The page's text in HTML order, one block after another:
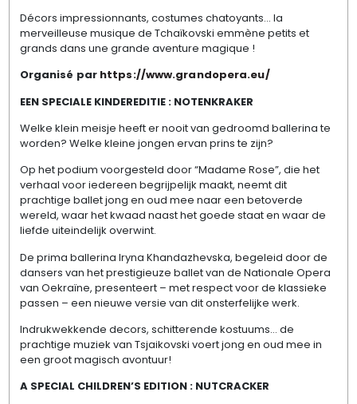
Décors impressionnants, costumes chatoyants… la
merveilleuse musique de Tchaïkovski emmène petits et
grands dans une grande aventure magique !
Organisé par https://www.grandopera.eu/
EEN SPECIALE KINDEREDITIE : NOTENKRAKER
Welke klein meisje heeft er nooit van gedroomd ballerina te
worden? Welke kleine jongen ervan prins te zijn?
Op het podium voorgesteld door “Madame Rose”, die het
verhaal voor iedereen begrijpelijk maakt, neemt dit
prachtige ballet jong en oud mee naar een betoverde
wereld, waar het kwaad naast het goede staat en waar de
liefde uiteindelijk overwint.
De prima ballerina Iryna Khandazhevska, begeleid door de
dansers van het prestigieuze ballet van de Nationale Opera
van Oekraïne, presenteert – met respect voor de klassieke
passen – een nieuwe versie van dit onsterfelijke werk.
Indrukwekkende decors, schitterende kostuums… de
prachtige muziek van Tsjaikovski voert jong en oud mee in
een groot magisch avontuur!
A SPECIAL CHILDREN’S EDITION : NUTCRACKER